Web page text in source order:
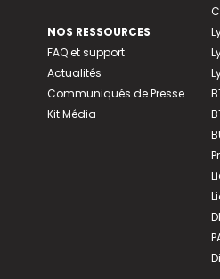
NOS RESSOURCES
FAQ et support
Actualités
Communiqués de Presse
Kit Média